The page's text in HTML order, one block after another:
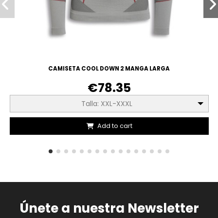
CAMISETA COOL DOWN 2 MANGA LARGA
€78.35
Talla: XXL-XXXL
Add to cart
Únete a nuestra Newsletter